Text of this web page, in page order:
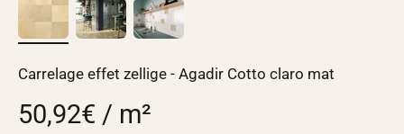
Carrelage effet zellige - Agadir Cotto claro mat
50,92€ / m²